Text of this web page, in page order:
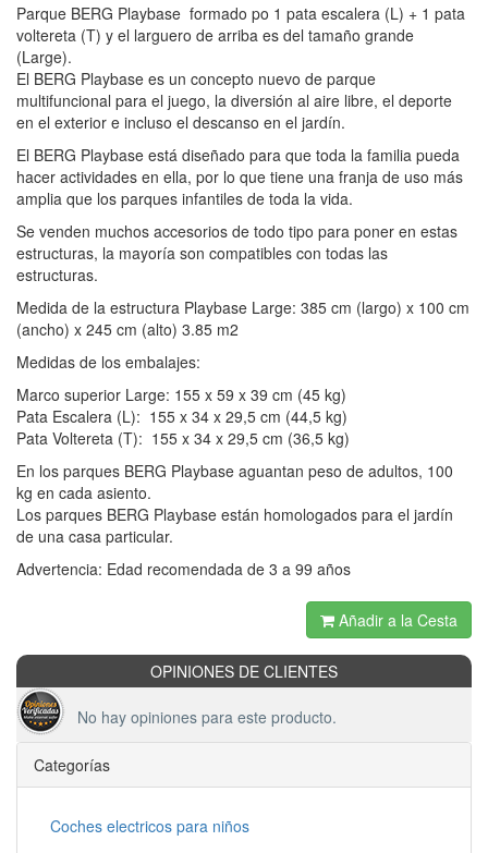
Parque BERG Playbase formado po 1 pata escalera (L) + 1 pata
voltereta (T) y el larguero de arriba es del tamaño grande
(Large).
El BERG Playbase es un concepto nuevo de parque
multifuncional para el juego, la diversión al aire libre, el deporte
en el exterior e incluso el descanso en el jardín.
El BERG Playbase está diseñado para que toda la familia pueda
hacer actividades en ella, por lo que tiene una franja de uso más
amplia que los parques infantiles de toda la vida.
Se venden muchos accesorios de todo tipo para poner en estas
estructuras, la mayoría son compatibles con todas las
estructuras.
Medida de la estructura Playbase Large: 385 cm (largo) x 100 cm
(ancho) x 245 cm (alto) 3.85 m2
Medidas de los embalajes:
Marco superior Large: 155 x 59 x 39 cm (45 kg)
Pata Escalera (L): 155 x 34 x 29,5 cm (44,5 kg)
Pata Voltereta (T): 155 x 34 x 29,5 cm (36,5 kg)
En los parques BERG Playbase aguantan peso de adultos, 100
kg en cada asiento.
Los parques BERG Playbase están homologados para el jardín
de una casa particular.
Advertencia: Edad recomendada de 3 a 99 años
Añadir a la Cesta
OPINIONES DE CLIENTES
No hay opiniones para este producto.
Categorías
Coches electricos para niños